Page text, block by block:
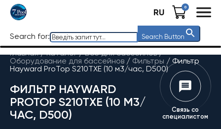
RU 0
Search for: Search Button
Главная / Каталог/Все для бассейнов/
Оборудование для бассейнов / Фильтры / Фильтр
Hayward ProTop S210TXE (10 м3/час, D500)
ФИЛЬТР HAYWARD
PROTOP S210TXE (10 М3/
ЧАС, D500)
Связь со
специалистом